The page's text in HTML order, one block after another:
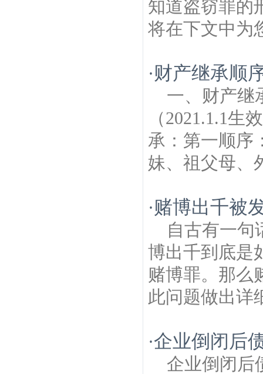
知道盗窃罪的
将在下文中为
·财产继承顺
一、财产继
（2021.1.1生
承：第一顺序
妹、祖父母、
·赌博出千被
自古有一句
博出千到底是
赌博罪。那么
此问题做出详
·企业倒闭后
企业倒闭后